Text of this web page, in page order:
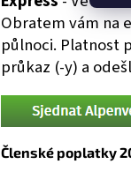
Obratem vám na
půlnoci. Platnost
průkaz (-y) a
Členské poplatky